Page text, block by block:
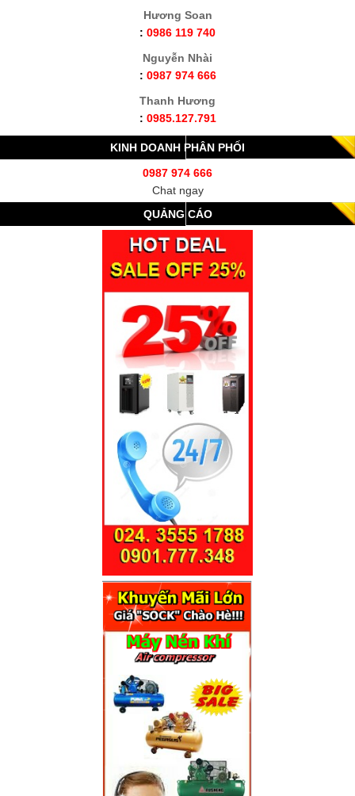
Hương Soan
: 0986 119 740
Nguyễn Nhài
: 0987 974 666
Thanh Hương
: 0985.127.791
KINH DOANH PHÂN PHỐI
0987 974 666
Chat ngay
QUẢNG CÁO